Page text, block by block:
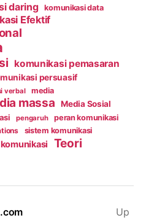
daring komunikasi data
Efektif
komunikasi pemasaran
persuasif
verbal media
massa Media Sosial
pengaruh peran komunikasi
sistem komunikasi
Teori
Up